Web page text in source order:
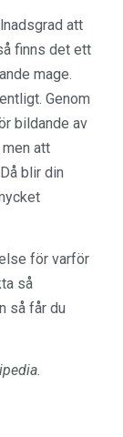
att
finns det ett
mage.
Genom
bildande av
att
blir din
för varför
så
så får du